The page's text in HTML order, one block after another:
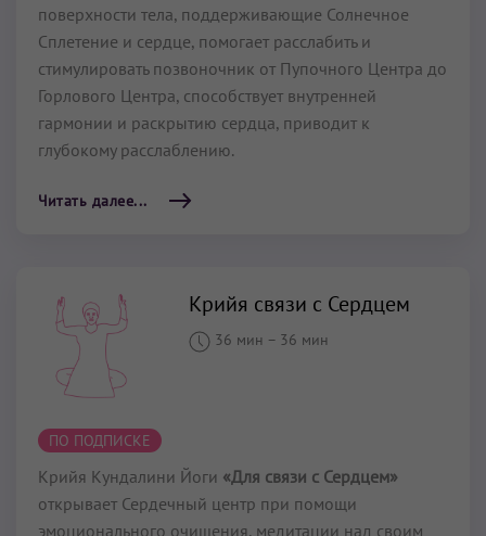
поверхности тела, поддерживающие Солнечное
Сплетение и сердце, помогает расслабить и
стимулировать позвоночник от Пупочного Центра до
Горлового Центра, способствует внутренней
гармонии и раскрытию сердца, приводит к
глубокому расслаблению.
Читать далее...
Крийя связи с Сердцем
36 мин – 36 мин
ПО ПОДПИСКЕ
Крийя Кундалини Йоги «Для связи с Сердцем»
открывает Сердечный центр при помощи
эмоционального очищения, медитации над своим